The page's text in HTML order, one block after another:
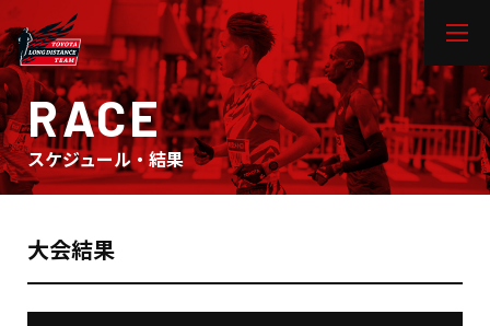
RACE
スケジュール・結果
大会結果